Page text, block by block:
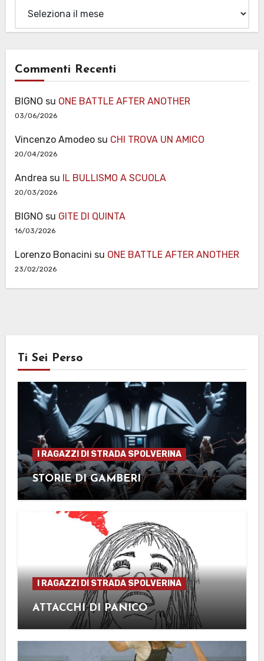
Commenti Recenti
BIGNO su ONE BATTLE AFTER ANOTHER
03/06/2026
Vincenzo Amodeosu CHI TROVA UN AMICO
20/04/2026
Andrea su IL BULLISMO A SCUOLA
20/03/2026
BIGNO su GITE DI QUINTA
16/03/2026
Lorenzo Bonacini su ONE BATTLE AFTER ANOTHER
23/02/2026
Ti Sei Perso
I RAGAZZI DI STRADA SPOLVERINA
STORIE DI GAMBERI
I RAGAZZI DI STRADA SPOLVERINA
ATTACCHI DI PANICO